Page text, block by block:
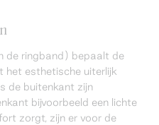
de ringband) bepaalt de
het esthetische uiterlijk
de buitenkant zijn
bijvoorbeeld een lichte
zorgt, zijn er voor de